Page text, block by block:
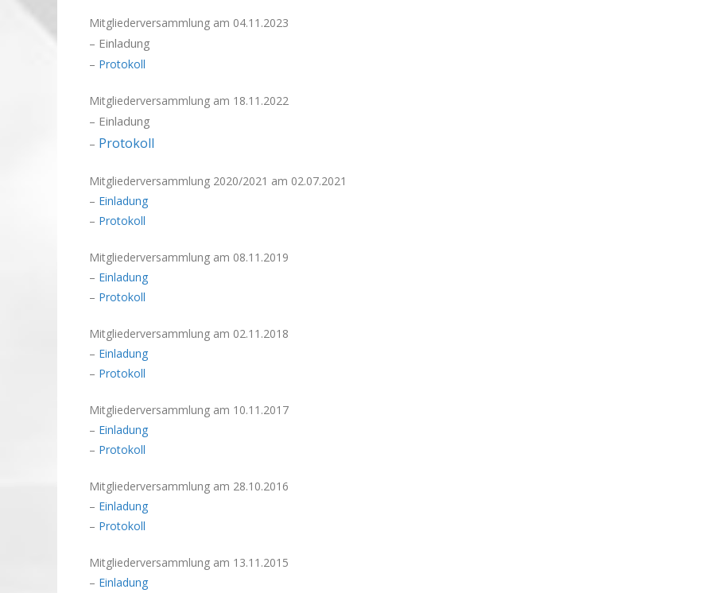
Mitgliederversammlung am 04.11.2023
– Einladung
– Protokoll
Mitgliederversammlung am 18.11.2022
– Einladung
– Protokoll
Mitgliederversammlung 2020/2021 am 02.07.2021
– Einladung
– Protokoll
Mitgliederversammlung am 08.11.2019
– Einladung
– Protokoll
Mitgliederversammlung am 02.11.2018
– Einladung
– Protokoll
Mitgliederversammlung am 10.11.2017
– Einladung
– Protokoll
Mitgliederversammlung am 28.10.2016
– Einladung
– Protokoll
Mitgliederversammlung am 13.11.2015
– Einladung